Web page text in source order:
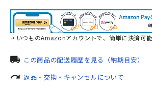
いつものAmazonアカウントで、簡単に決済可能
local_shipping この商品の配送履歴を見る（納期目安）
redo 返品・交換・キャンセルについて